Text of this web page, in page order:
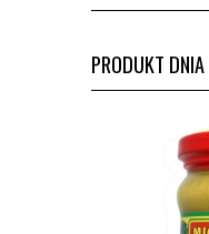
PRODUKT DNIA